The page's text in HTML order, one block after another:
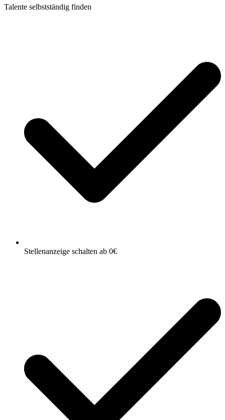
Talente selbstständig finden
Stellenanzeige schalten ab 0€